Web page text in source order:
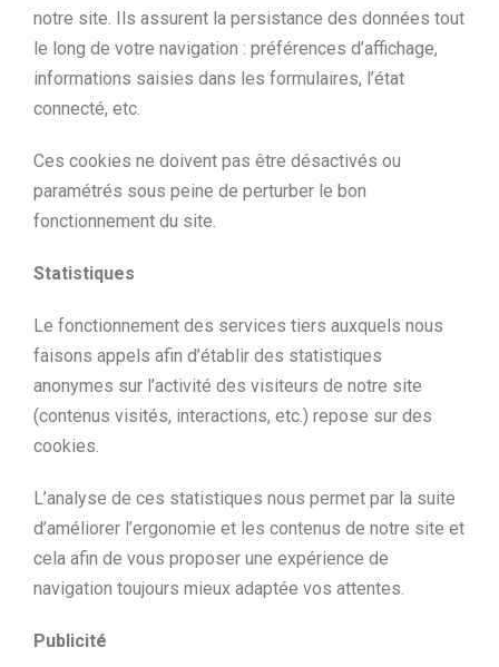
notre site. Ils assurent la persistance des données tout
le long de votre navigation : préférences d’affichage,
informations saisies dans les formulaires, l’état
connecté, etc.
Ces cookies ne doivent pas être désactivés ou
paramétrés sous peine de perturber le bon
fonctionnement du site.
Statistiques
Le fonctionnement des services tiers auxquels nous
faisons appels afin d’établir des statistiques
anonymes sur l’activité des visiteurs de notre site
(contenus visités, interactions, etc.) repose sur des
cookies.
L’analyse de ces statistiques nous permet par la suite
d’améliorer l’ergonomie et les contenus de notre site et
cela afin de vous proposer une expérience de
navigation toujours mieux adaptée vos attentes.
Publicité